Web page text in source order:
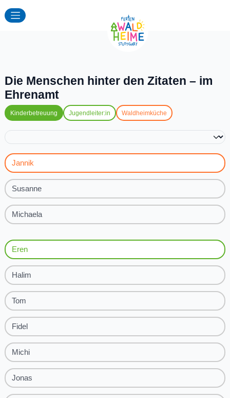
Die Menschen hinter den Zitaten – im
Ehrenamt
Kinderbetreuung Jugendleiter:in Waldheimküche
Testimonial auswählen
Jannik
Susanne
Michaela
Eren
Halim
Tom
Fidel
Michi
Jonas